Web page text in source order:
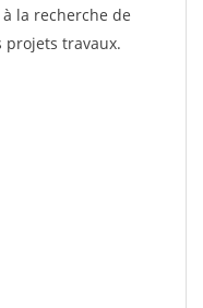
la recherche de
travaux.